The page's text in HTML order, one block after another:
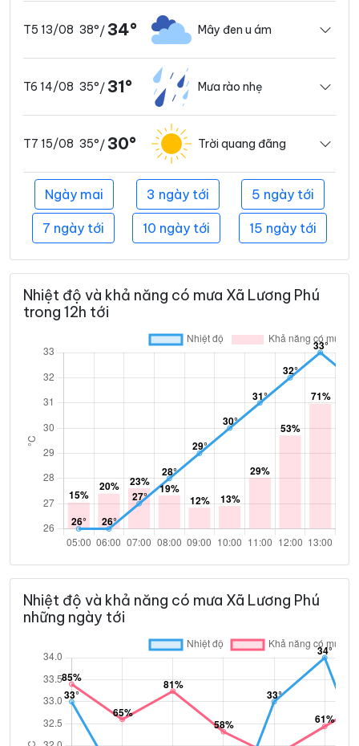
T5 13/08 38°/ 34° Mây đen u ám
T6 14/08 35°/ 31° Mưa rào nhẹ
T7 15/08 35°/ 30° Trời quang đãng
Ngày mai 3 ngày tới 5 ngày tới
7 ngày tới 10 ngày tới 15 ngày tới
Nhiệt độ và khả năng có mưa Xã Lương Phú
trong 12h tới
Nhiệt độ và khả năng có mưa Xã Lương Phú
những ngày tới